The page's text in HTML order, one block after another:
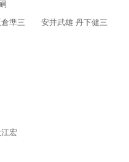
準三 安井武雄 丹下健三
宏